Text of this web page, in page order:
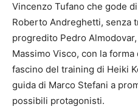
Vincenzo Tufano che gode
Roberto Andreghetti, senza
progredito Pedro
Massimo Visco, con la
fascino del training di Heiki
guida di Marco Stefani a
possibili protagonisti.